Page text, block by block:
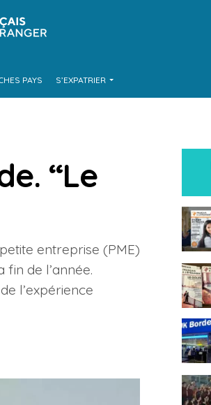
PAYS S’EXPATRIER
“Le
entreprise (PME)
de l’année.
l’expérience